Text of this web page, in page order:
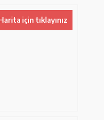
için tıklayınız